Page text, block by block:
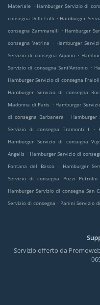
Materiale . Hamburger Servizio di
consegna Delli Colli . Hamburger
consegna Zammarelli . Hamburger
consegna Vetrina . Hamburger
Servizio di consegna Aquino .
Servizio di consegna Sant'Antonio .
Hamburger Servizio di consegna Fraioli
Hamburger Servizio di consegna
Madonna di Paris . Hamburger
di consegna Barbanera
.
Servizio di consegna Tramonti I
.
Hamburger Servizio di consegna
Angelis . Hamburger Servizio di
Fontana del Basso
. Hamburger
Servizio di consegna Pozzi Petrolio
Hamburger Servizio di consegna San
Servizio di consegna . Panini Servizio
Servizio offerto da